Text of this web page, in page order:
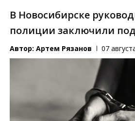
В Новосибирске
полиции заключили
Автор: Артем Рязанов 07